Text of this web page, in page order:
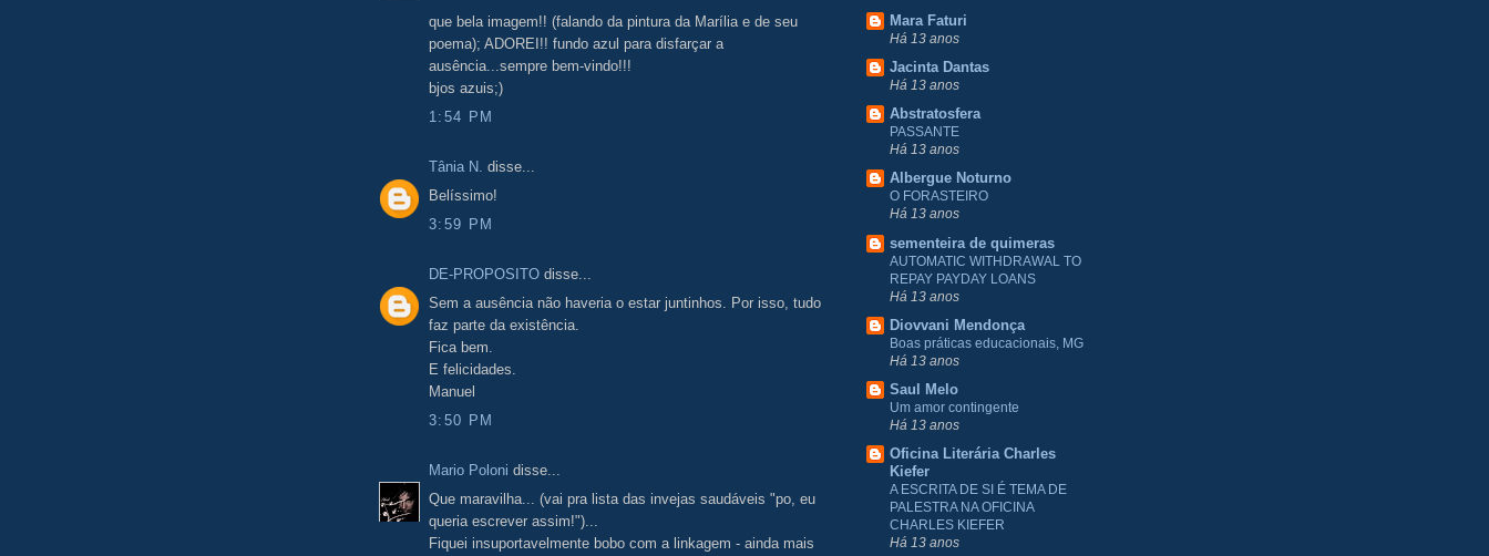
que bela imagem!! (falando da pintura da Marília e de seu
poema); ADOREI!! fundo azul para disfarçar a
ausência...sempre bem-vindo!!!
bjos azuis;)
1:54 PM
Tânia N. disse...
Belíssimo!
3:59 PM
DE-PROPOSITO disse...
Sem a ausência não haveria o estar juntinhos. Por isso, tudo
faz parte da existência.
Fica bem.
E felicidades.
Manuel
3:50 PM
Mario Poloni disse...
Que maravilha... (vai pra lista das invejas saudáveis "po, eu
queria escrever assim!")...
Fiquei insuportavelmente bobo com a linkagem - ainda mais
Mara Faturi
Há 13 anos
Jacinta Dantas
Há 13 anos
Abstratosfera
PASSANTE
Há 13 anos
Albergue Noturno
O FORASTEIRO
Há 13 anos
sementeira de quimeras
AUTOMATIC WITHDRAWAL TO
REPAY PAYDAY LOANS
Há 13 anos
Diovvani Mendonça
Boas práticas educacionais, MG
Há 13 anos
Saul Melo
Um amor contingente
Há 13 anos
Oficina Literária Charles
Kiefer
A ESCRITA DE SI É TEMA DE
PALESTRA NA OFICINA
CHARLES KIEFER
Há 13 anos